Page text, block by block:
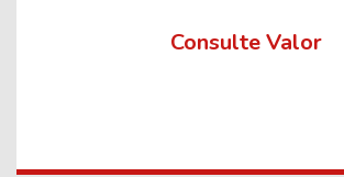
Consulte Valor